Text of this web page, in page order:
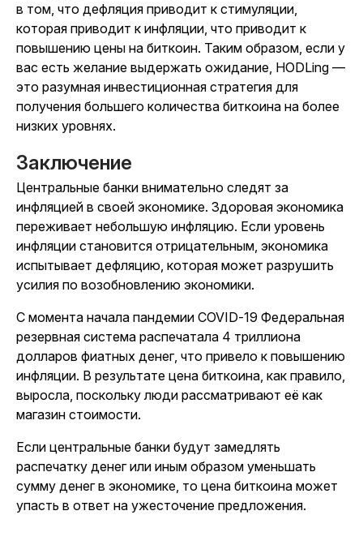
в том, что дефляция приводит к стимуляции,
которая приводит к инфляции, что приводит к
повышению цены на биткоин. Таким образом, если у
вас есть желание выдержать ожидание, HODLing —
это разумная инвестиционная стратегия для
получения большего количества биткоина на более
низких уровнях.
Заключение
Центральные банки внимательно следят за
инфляцией в своей экономике. Здоровая экономика
переживает небольшую инфляцию. Если уровень
инфляции становится отрицательным, экономика
испытывает дефляцию, которая может разрушить
усилия по возобновлению экономики.
С момента начала пандемии COVID-19 Федеральная
резервная система распечатала 4 триллиона
долларов фиатных денег, что привело к повышению
инфляции. В результате цена биткоина, как правило,
выросла, поскольку люди рассматривают её как
магазин стоимости.
Если центральные банки будут замедлять
распечатку денег или иным образом уменьшать
сумму денег в экономике, то цена биткоина может
упасть в ответ на ужесточение предложения.